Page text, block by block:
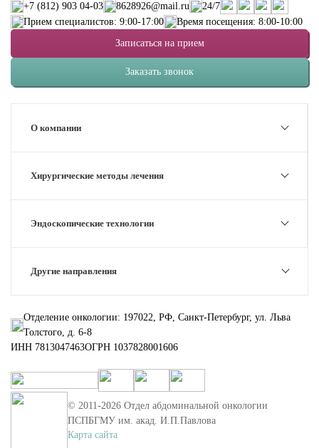
+7 (812) 903 04-03 8628926@mail.ru
24/7
Прием специалистов: 9:00-17:00
Время посещения: 8:00-10:00
Записаться на прием
Заказать звонок
О компании
Хирургические методы лечения
Эндоскопические технологии
Другие направления
Отделение онкологии: 197022, РФ, Санкт-Петербург, ул. Льва
Толстого, д. 6-8
ИНН 7813047463ОГРН 1037828001606
© 2011-2026 Отдел абдоминальной онкологии
ПСПБГМУ им. акад. И.П.Павлова
Карта сайта